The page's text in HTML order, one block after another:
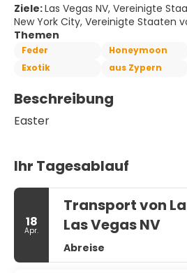
Ziele:Las Vegas NV, Vereinigte
New York City, Vereinigte Staaten
Themen
Feder Honeymoon
Exotik
aus Zypern
Beschreibung
Easter
Ihr Tagesablauf
18
Apr.
Transport von
Las Vegas NV
Abreise